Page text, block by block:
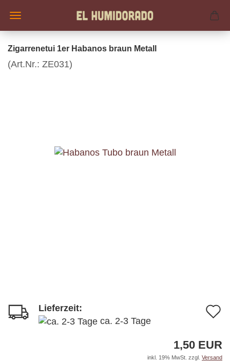
Zigarrenetui 1er Habanos braun Metall
(Art.Nr.: ZE031)
Lieferzeit:
ca. 2-3 Tage
1,50 EUR
inkl. 19% MwSt. zzgl. Versand